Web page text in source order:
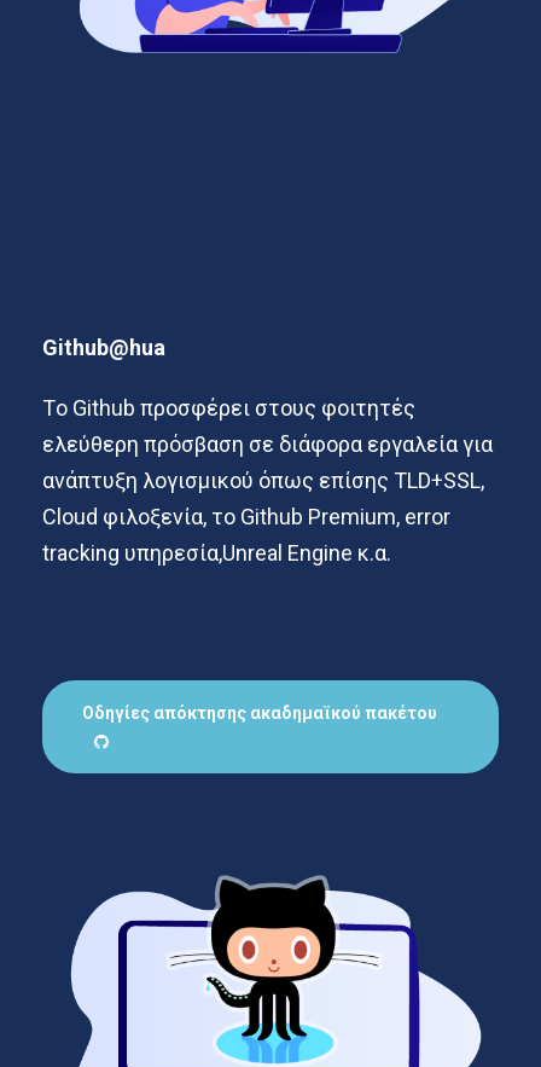
Github@hua
Τo Github προσφέρει στους φοιτητές
ελεύθερη πρόσβαση σε διάφορα εργαλεία για
ανάπτυξη λογισμικού όπως επίσης TLD+SSL,
Cloud φιλοξενία, το Github Premium, error
tracking υπηρεσία,Unreal Engine κ.α.
Οδηγίες απόκτησης ακαδημαϊκού πακέτου